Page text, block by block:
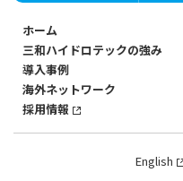
ホーム
三和ハイドロテックの強み
導入事例
海外ネットワーク
採用情報
English